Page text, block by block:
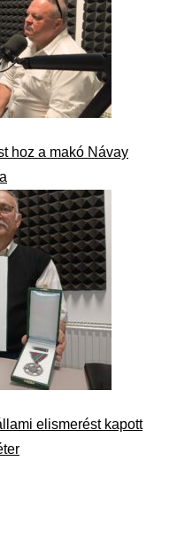
hoz a makó Návay
elismerést kapott